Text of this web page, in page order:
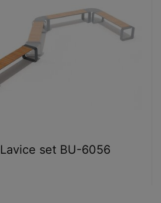
Lavice set BU-6056